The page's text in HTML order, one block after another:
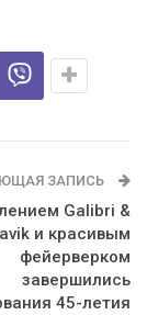
ЗАПИСЬ
Galibri &
и красивым
фейерверком
завершились
45-летия